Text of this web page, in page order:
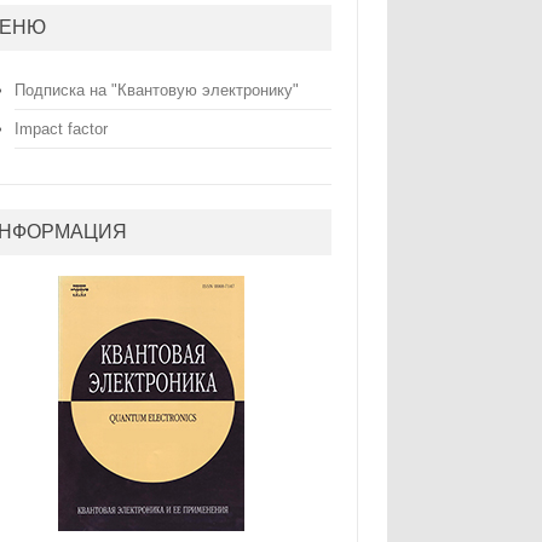
Подписка на "Квантовую электронику"
Impact factor